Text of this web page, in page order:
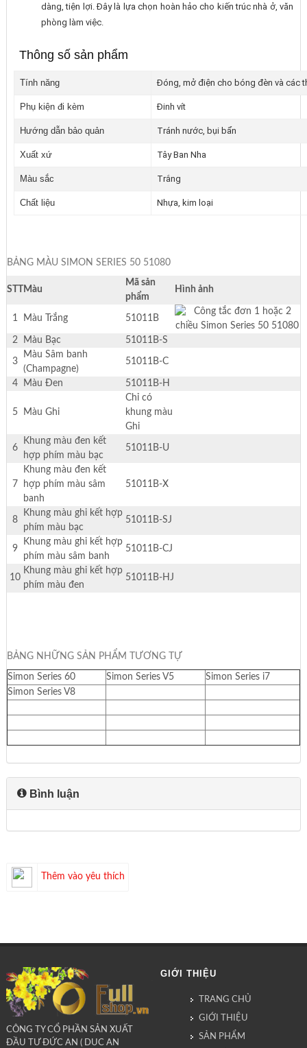
dàng, tiện lợi. Đây là lựa chọn hoàn hảo cho kiến trúc nhà ở, văn
phòng làm việc.
Thông số sản phẩm
Tính năng Đóng, mở điện cho bóng đèn và các
Phụ kiện đi kèm Đinh vít
Hướng dẫn bảo quản Tránh nước, bụi bẩn
Xuất xứ Tây Ban Nha
Màu sắc Trắng
Chất liệu Nhựa, kim loại
BẢNG MÀU SIMON SERIES 50 51080
STTMàu
Mã sản
phẩm
Hình ảnh
1 Màu Trắng 51011B
2 Màu Bạc 51011B-S
3
Màu Sâm banh
(Champagne)
51011B-C
4 Màu Đen 51011B-H
5 Màu Ghi
Chỉ có
khung màu
Ghi
6
Khung màu đen kết
hợp phím màu bạc
51011B-U
7
Khung màu đen kết
hợp phím màu sâm
banh
51011B-X
8
Khung màu ghi kết hợp
phím màu bạc
51011B-SJ
9
Khung màu ghi kết hợp
phím màu sâm banh
51011B-CJ
10
Khung màu ghi kết hợp
phím màu đen
51011B-HJ
BẢNG NHỮNG SẢN PHẨM TƯƠNG TỰ
Simon Series 60 Simon Series V5
Simon Series i7
Simon Series V8
Bình luận
Thêm vào yêu thích
CÔNG TY CỔ PHẦN SẢN XUẤT
ĐẦU TƯ ĐỨC AN ( DUC AN
GIỚI THIỆU
TRANG CHỦ
GIỚI THIỆU
SẢN PHẨM